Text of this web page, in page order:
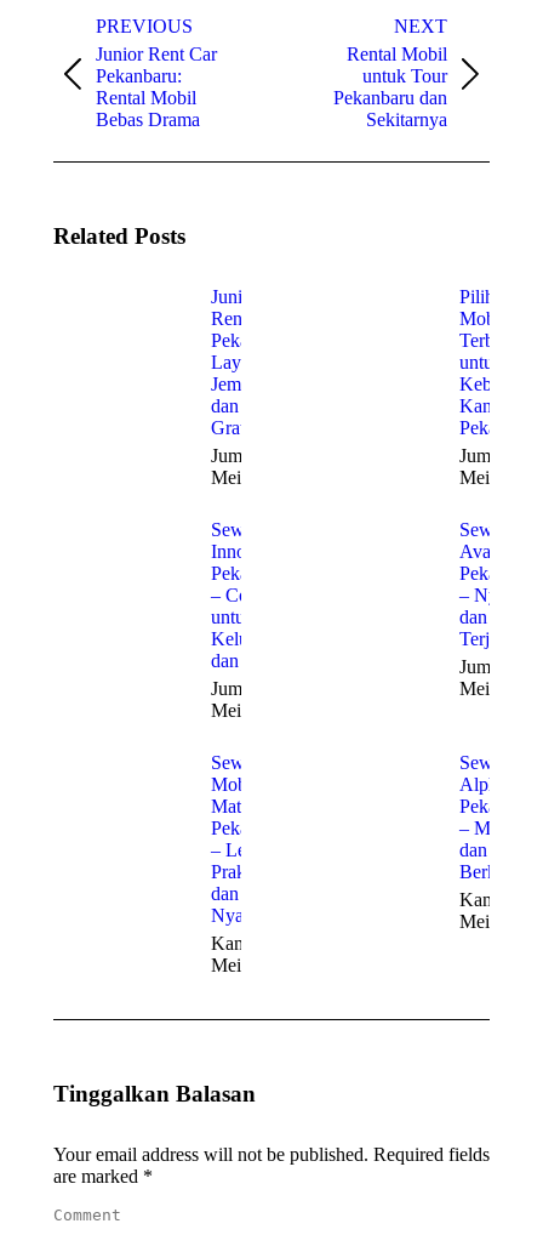
navigation
PREVIOUS
Previous
post:
Junior Rent Car
Pekanbaru:
Rental Mobil
Bebas Drama
NEXT
post:
Rental Mobil
untuk Tour
Pekanbaru dan
Sekitarnya
Related Posts
Junior
Rent Car
Pekanbaru:
Layanan
Jemput
dan Antar
Gratis
Jumat, 22
Mei 2026
Pilihan
Mobil
Terbaik
untuk
Kebutuhan
Kantor di
Pekanbaru
Jumat, 22
Mei 2026
Sewa
Innova
Pekanbaru
– Cocok
untuk
Keluarga
dan Bisnis
Jumat, 22
Mei 2026
Sewa
Avanza
Pekanbaru
– Nyaman
dan
Jumat, 22
Mei 2026
Sewa
Mobil
Matic
Pekanbaru
– Lebih
Praktis
dan
Nyaman
Kamis, 21
Mei 2026
Sewa
Alphard
Pekanbaru
– Mewah
dan
Berkelas
Kamis, 21
Mei 2026
Tinggalkan Balasan
Your email address will not be published. Required fields
are marked *
Comment